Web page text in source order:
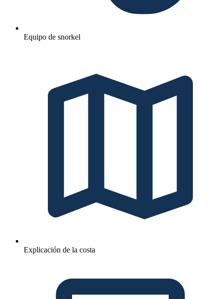
Equipo de snorkel
Explicación de la costa